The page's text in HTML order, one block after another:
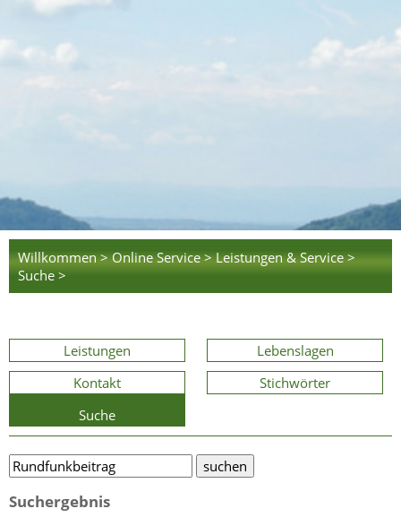
Willkommen > Online Service > Leistungen & Service >
Suche >
Leistungen
Lebenslagen
Kontakt
Stichwörter
Suche
Suchergebnis